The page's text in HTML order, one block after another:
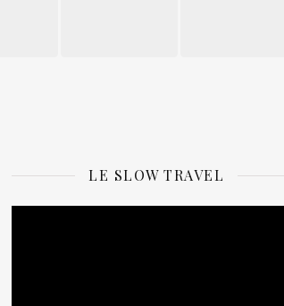
LE SLOW TRAVEL